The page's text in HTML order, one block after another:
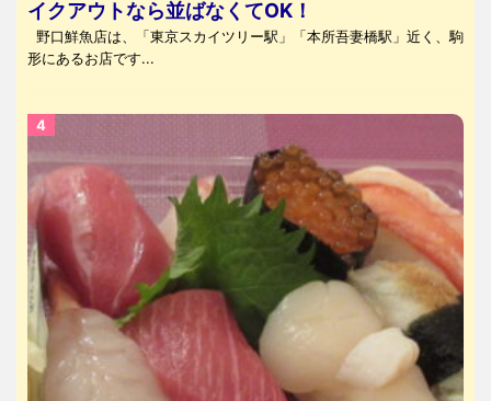
イクアウトなら並ばなくてOK！
野口鮮魚店は、「東京スカイツリー駅」「本所吾妻橋駅」近く、駒
形にあるお店です...